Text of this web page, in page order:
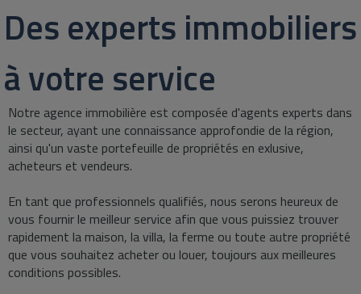
Des experts immobiliers
à votre service
Notre agence immobilière est composée d'agents experts dans
le secteur, ayant une connaissance approfondie de la région,
ainsi qu'un vaste portefeuille de propriétés en exlusive,
acheteurs et vendeurs.
En tant que professionnels qualifiés, nous serons heureux de
vous fournir le meilleur service afin que vous puissiez trouver
rapidement la maison, la villa, la ferme ou toute autre propriété
que vous souhaitez acheter ou louer, toujours aux meilleures
conditions possibles.